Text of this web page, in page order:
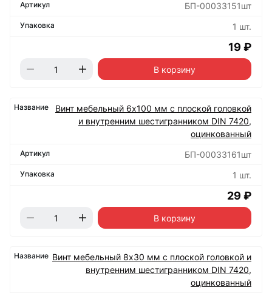
БП-00033151шт
1 шт.
19 ₽
В корзину
Винт мебельный 6х100 мм с плоской головкой
и внутренним шестигранником DIN 7420,
оцинкованный
БП-00033161шт
1 шт.
29 ₽
В корзину
Винт мебельный 8х30 мм с плоской головкой и
внутренним шестигранником DIN 7420,
оцинкованный